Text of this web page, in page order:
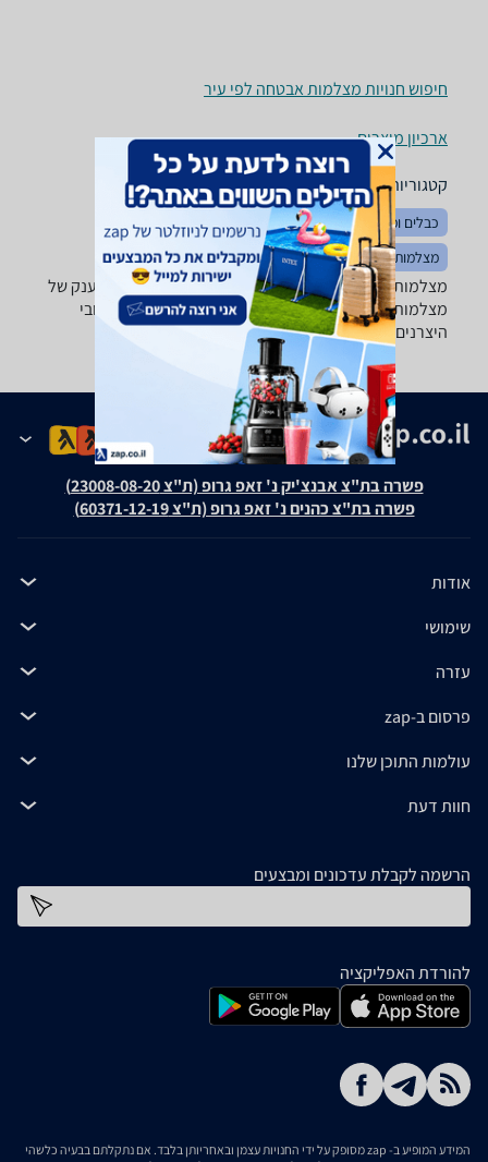
חיפוש חנויות מצלמות אבטחה לפי עיר
ארכיון מוצרים
קטגוריות משלימות
כבלים ומתאמים מערכות הקלטה DVR
כספות
מצלמות אקסטרים
מצלמות אבטחה - ‏600 - 800 ‏מצלמת IP אלחוטית מגוון ענק של
מצלמות אבטחה, מצלמות IP, מצלמות כיפה ועוד של טובי
היצרנים: Foscam, D-Link, VivoTek ועוד.
פשרה בת"צ אבנצ'יק נ' זאפ גרופ (ת"צ 23008-08-20)
פשרה בת"צ כהנים נ' זאפ גרופ (ת"צ 60371-12-19)
אודות
שימושי
עזרה
פרסום ב-zap
עולמות התוכן שלנו
חוות דעת
הרשמה לקבלת עדכונים ומבצעים
להורדת האפליקציה
המידע המופיע ב- zap מסופק על ידי החנויות עצמן ובאחריותן בלבד. אם נתקלתם בבעיה כלשהי